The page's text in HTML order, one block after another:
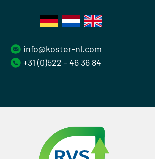
info@koster-nl.com
+31 (0)522 - 46 36 84